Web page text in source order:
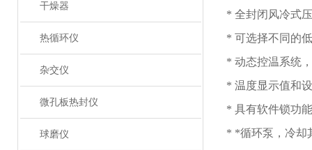
干燥器
热循环仪
杂交仪
微孔板热封仪
球磨仪
* 全封闭风
* 可选择不同
* 动态控温系统
* 温度显示值和
* 具有软件锁功
* *循环泵，冷却